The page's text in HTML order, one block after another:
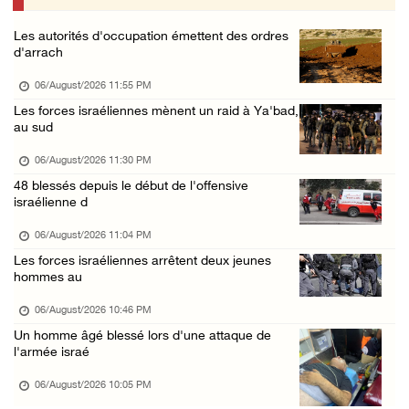
Croissant-Rouge : 16 blessés suite à l'agres ...
Les forces d'occupation rasent 4 dunams à Ba ...
06/August/2026 12:57 PM
La présidence condamne et met en garde l'occ ...
06/August/2026 12:16 PM
Les forces d'occupation démolissent une mais ...
Des colons clôturent des terres dans le nord ...
L'occupation poursuit son agression contre l ...
06/August/2026 09:32 AM
Les autorités israéliennes démolissent un im ...
Les autorités d'occupation émettent des ordres
d'arrach
06/August/2026 11:55 PM
Les forces israéliennes mènent un raid à Ya'bad,
au sud
06/August/2026 11:30 PM
48 blessés depuis le début de l'offensive
israélienne d
06/August/2026 11:04 PM
Les forces israéliennes arrêtent deux jeunes
hommes au
06/August/2026 10:46 PM
Un homme âgé blessé lors d'une attaque de
l'armée israé
06/August/2026 10:05 PM